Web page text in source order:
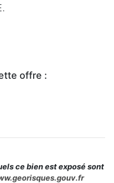
offre :
ce bien est exposé sont